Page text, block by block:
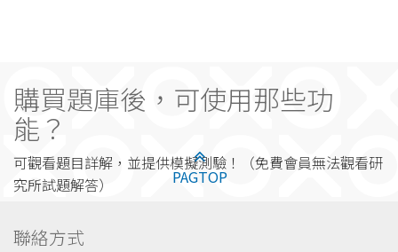
購買題庫後，可使用那些功
能？
可觀看題目詳解，並提供模擬測驗！（免費會員無法觀看研
究所試題解答）
PAGTOP
聯絡方式